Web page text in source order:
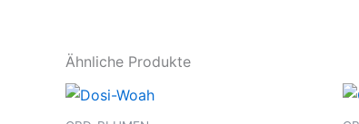
Ähnliche Produkte